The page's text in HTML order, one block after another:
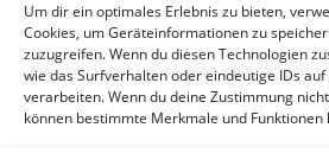
Um dir ein optimales Erlebnis zu bieten,
Cookies, um Geräteinformationen zu
zuzugreifen. Wenn du diesen Technologien
wie das Surfverhalten oder eindeutige IDs
verarbeiten. Wenn du deine Zustimmung
können bestimmte Merkmale und
Herzlichst, Irene <3